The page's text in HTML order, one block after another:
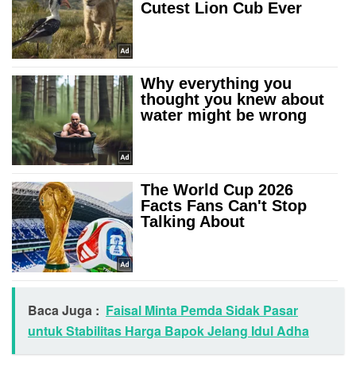
Baca Juga : Faisal Minta Pemda Sidak Pasar
untuk Stabilitas Harga Bapok Jelang Idul Adha